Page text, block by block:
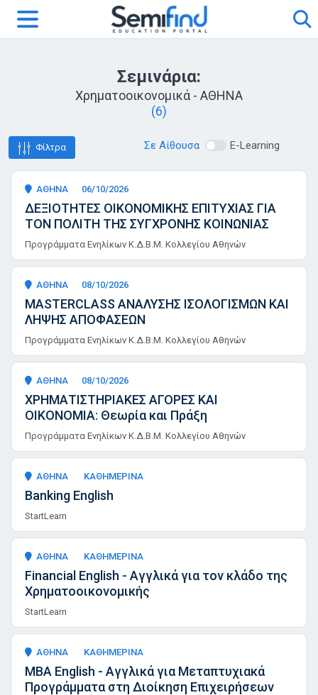
Σεμινάρια:
Χρηματοοικονομικά - ΑΘΗΝΑ
(6)
Φίλτρα Σε Αίθουσα E-Learning
ΑΘΗΝΑ 06/10/2026
ΔΕΞΙΟΤΗΤΕΣ ΟΙΚΟΝΟΜΙΚΗΣ ΕΠΙΤΥΧΙΑΣ ΓΙΑ
ΤΟΝ ΠΟΛΙΤΗ ΤΗΣ ΣΥΓΧΡΟΝΗΣ ΚΟΙΝΩΝΙΑΣ
Προγράμματα Ενηλίκων Κ.Δ.Β.Μ. Κολλεγίου Αθηνών
ΑΘΗΝΑ 08/10/2026
MASTERCLASS ΑΝΑΛΥΣΗΣ ΙΣΟΛΟΓΙΣΜΩΝ ΚΑΙ
ΛΗΨΗΣ ΑΠΟΦΑΣΕΩΝ
Προγράμματα Ενηλίκων Κ.Δ.Β.Μ. Κολλεγίου Αθηνών
ΑΘΗΝΑ 08/10/2026
ΧΡΗΜΑΤΙΣΤΗΡΙΑΚΕΣ ΑΓΟΡΕΣ ΚΑΙ
ΟΙΚΟΝΟΜΙΑ: Θεωρία και Πράξη
Προγράμματα Ενηλίκων Κ.Δ.Β.Μ. Κολλεγίου Αθηνών
ΑΘΗΝΑ ΚΑΘΗΜΕΡΙΝΑ
Banking English
StartLearn
ΑΘΗΝΑ ΚΑΘΗΜΕΡΙΝΑ
Financial English - Αγγλικά για τον κλάδο της
Χρηματοοικονομικής
StartLearn
ΑΘΗΝΑ ΚΑΘΗΜΕΡΙΝΑ
ΜΒΑ English - Αγγλικά για Μεταπτυχιακά
Προγράμματα στη Διοίκηση Επιχειρήσεων